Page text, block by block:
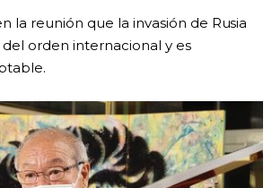
la reunión que la invasión de Rusia
orden internacional y es